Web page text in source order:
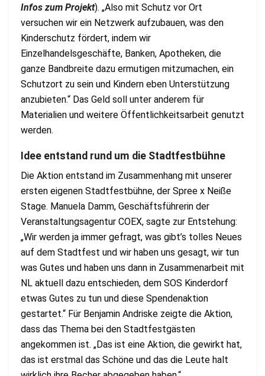
Infos zum Projekt). „Also mit Schutz vor Ort
versuchen wir ein Netzwerk aufzubauen, was den
Kinderschutz fördert, indem wir
Einzelhandelsgeschäfte, Banken, Apotheken, die
ganze Bandbreite dazu ermutigen mitzumachen, ein
Schutzort zu sein und Kindern eben Unterstützung
anzubieten.“ Das Geld soll unter anderem für
Materialien und weitere Öffentlichkeitsarbeit genutzt
werden.
Idee entstand rund um die Stadtfestbühne
Die Aktion entstand im Zusammenhang mit unserer
ersten eigenen Stadtfestbühne, der Spree x Neiße
Stage. Manuela Damm, Geschäftsführerin der
Veranstaltungsagentur COEX, sagte zur Entstehung:
„Wir werden ja immer gefragt, was gibt’s tolles Neues
auf dem Stadtfest und wir haben uns gesagt, wir tun
was Gutes und haben uns dann in Zusammenarbeit mit
NL aktuell dazu entschieden, dem SOS Kinderdorf
etwas Gutes zu tun und diese Spendenaktion
gestartet.“ Für Benjamin Andriske zeigte die Aktion,
dass das Thema bei den Stadtfestgästen
angekommen ist. „Das ist eine Aktion, die gewirkt hat,
das ist erstmal das Schöne und das die Leute halt